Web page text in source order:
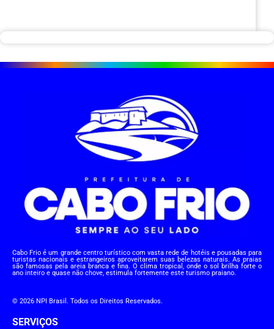
Cabo Frio é um grande centro turístico com vasta rede de hotéis e pousadas para
turistas nacionais e estrangeiros aproveitarem suas belezas naturais. As praias
são famosas pela areia branca e fina. O clima tropical, onde o sol brilha forte o
ano inteiro e quase não chove, estimula fortemente este turismo praiano.
© 2026 NPI Brasil. Todos os Direitos Reservados.
SERVIÇOS